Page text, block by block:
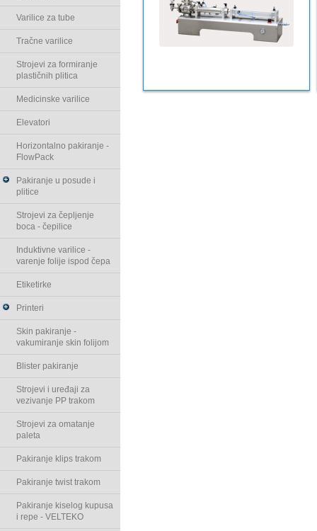
Varilice za tube
Tračne varilice
Strojevi za formiranje
plastičnih plitica
Medicinske varilice
Elevatori
Horizontalno pakiranje -
FlowPack
Pakiranje u posude i
plitice
Strojevi za čepljenje
boca - čepilice
Induktivne varilice -
varenje folije ispod čepa
Etiketirke
Printeri
Skin pakiranje -
vakumiranje skin folijom
Blister pakiranje
Strojevi i uređaji za
vezivanje PP trakom
Strojevi za omatanje
paleta
Pakiranje klips trakom
Pakiranje twist trakom
Pakiranje kiselog kupusa
i repe - VELTEKO